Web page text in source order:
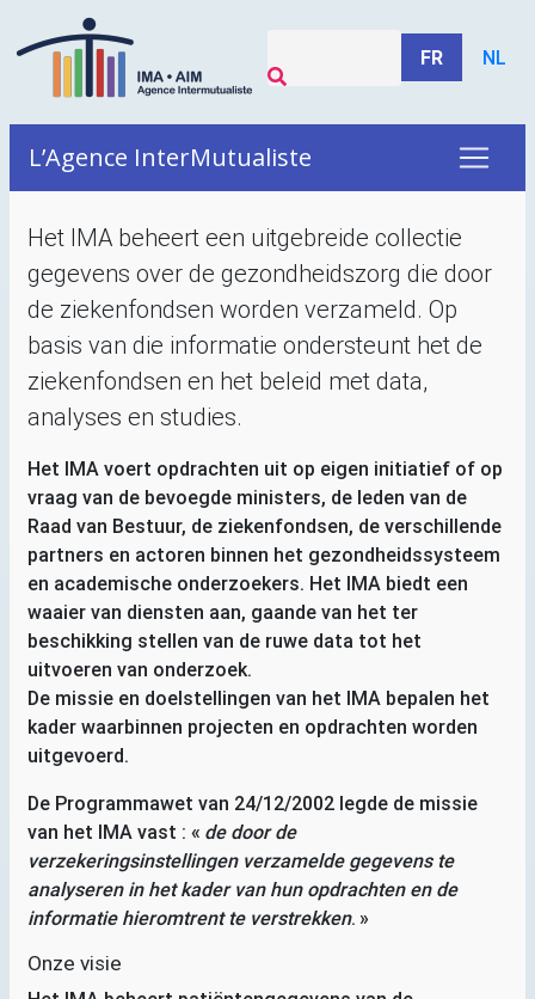
FR NL
L’Agence InterMutualiste
Het IMA beheert een uitgebreide collectie
gegevens over de gezondheidszorg die door
de ziekenfondsen worden verzameld. Op
basis van die informatie ondersteunt het de
ziekenfondsen en het beleid met data,
analyses en studies.
Het IMA voert opdrachten uit op eigen initiatief of op
vraag van de bevoegde ministers, de leden van de
Raad van Bestuur, de ziekenfondsen, de verschillende
partners en actoren binnen het gezondheidssysteem
en academische onderzoekers. Het IMA biedt een
waaier van diensten aan, gaande van het ter
beschikking stellen van de ruwe data tot het
uitvoeren van onderzoek.
De missie en doelstellingen van het IMA bepalen het
kader waarbinnen projecten en opdrachten worden
uitgevoerd.
De Programmawet van 24/12/2002 legde de missie
van het IMA vast : « de door de
verzekeringsinstellingen verzamelde gegevens te
analyseren in het kader van hun opdrachten en de
informatie hieromtrent te verstrekken. »
Onze visie